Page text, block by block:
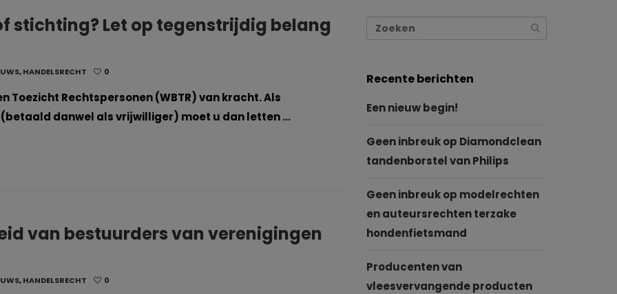
stichting? Let op tegenstrijdig belang
,HANDELSRECHT 0
Toezicht Rechtspersonen (WBTR) van kracht. Als
danwel als vrijwilliger) moet u dan letten …
van bestuurders van verenigingen
,HANDELSRECHT 0
Recente berichten
Een nieuw begin!
Geen inbreuk op Diamondclean
tandenborstel van Philips
Geen inbreuk op modelrechten
en auteursrechten terzake
hondenfietsmand
Producenten van
vleesvervangende producten